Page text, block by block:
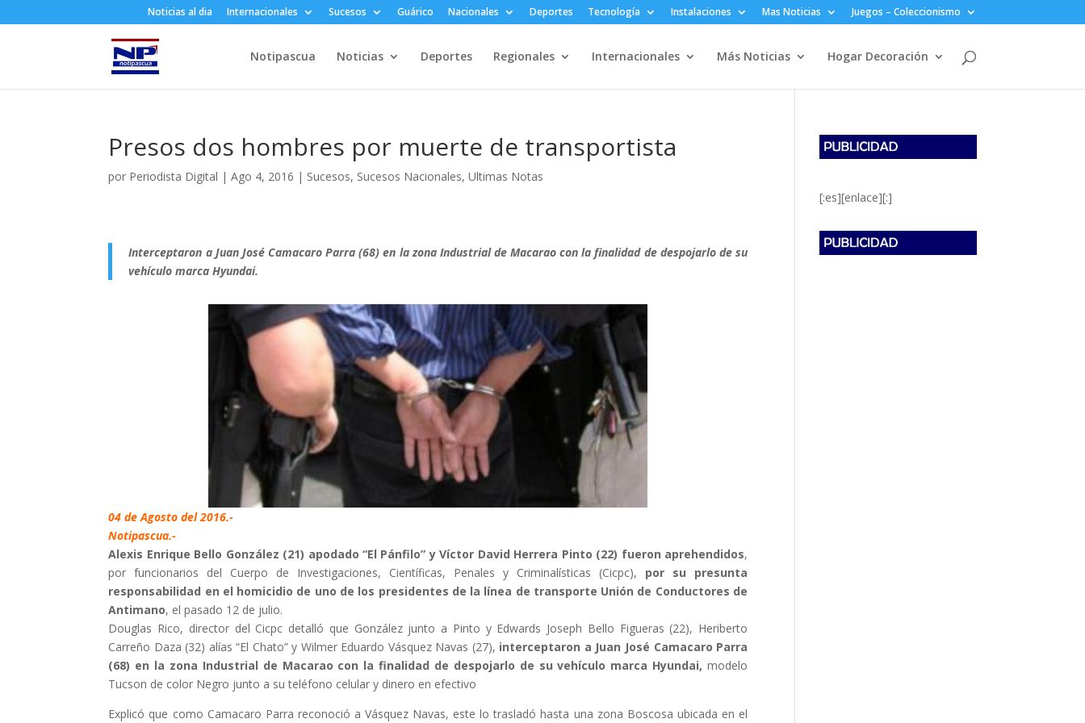
Noticias al dia Internacionales Sucesos Guárico Nacionales Deportes Tecnología Instalaciones Mas Noticias Juegos – Coleccionismo
Notipascua Noticias Deportes Regionales Internacionales Más Noticias Hogar Decoración
Presos dos hombres por muerte de transportista
por Periodista Digital |Ago 4, 2016 | Sucesos, Sucesos Nacionales,Ultimas Notas
Interceptaron a Juan José Camacaro Parra (68) en la zona Industrial de Macarao con la finalidad de despojarlo de su
vehículo marca Hyundai.
04 de Agosto del 2016.-
Notipascua.-
Alexis Enrique Bello González (21) apodado “El Pánfilo” y Víctor David Herrera Pinto (22) fueron aprehendidos,
por funcionarios del Cuerpo de Investigaciones, Científicas, Penales y Criminalísticas (Cicpc), por su presunta
responsabilidad en el homicidio de uno de los presidentes de la línea de transporte Unión de Conductores de
Antimano, el pasado 12 de julio.
Douglas Rico, director del Cicpc detalló que González junto a Pinto y Edwards Joseph Bello Figueras (22), Heriberto
Carreño Daza (32) alías “El Chato” y Wilmer Eduardo Vásquez Navas (27), interceptaron a Juan José Camacaro Parra
(68) en la zona Industrial de Macarao con la finalidad de despojarlo de su vehículo marca Hyundai, modelo
Tucson de color Negro junto a su teléfono celular y dinero en efectivo
Explicó que como Camacaro Parra reconoció a Vásquez Navas, este lo trasladó hasta una zona Boscosa ubicada en el
[:es][enlace][:]